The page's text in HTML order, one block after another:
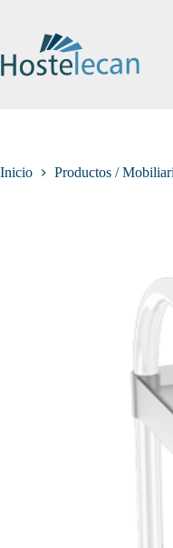
contenido
Inicio Productos /